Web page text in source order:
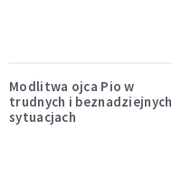
Modlitwa ojca Pio w
trudnych i beznadziejnych
sytuacjach